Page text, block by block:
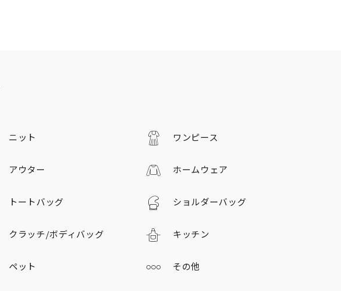
ニット ワンピース
アウター ホームウェア
トートバッグ ショルダーバッグ
クラッチ/ボディバッグ キッチン
ペット その他